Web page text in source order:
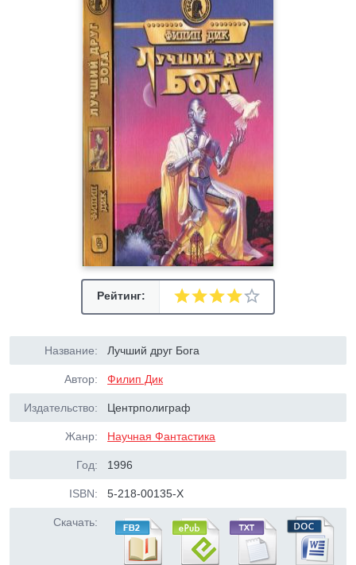
Рейтинг:
Название: Лучший друг Бога
Автор: Филип Дик
Издательство: Центрполиграф
Жанр: Научная Фантастика
Год: 1996
ISBN: 5-218-00135-Х
Скачать: